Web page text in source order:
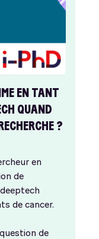
EN TANT
QUAND
?
en
de
de cancer.
de